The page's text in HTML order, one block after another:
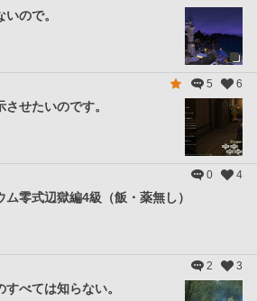
ので。
5 6
せたいのです。
0 4
零式辺獄編4級（飯・薬無し）
2 3
べては知らない。